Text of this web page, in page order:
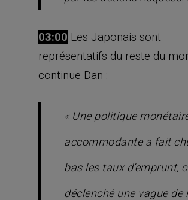
03:00 Les Japonais sont
représentatifs du reste du
continue Dan :
« Une politique
accommodante a fait
bas les taux d’emprunt,
déclenché une vague de